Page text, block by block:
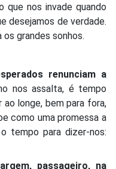
nos invade quando
desejamos de verdade.
grandes sonhos.
renunciam a
nos assalta, é tempo
ao longe, bem para fora,
como uma promessa a
tempo para dizer-nos:
passageiro, na